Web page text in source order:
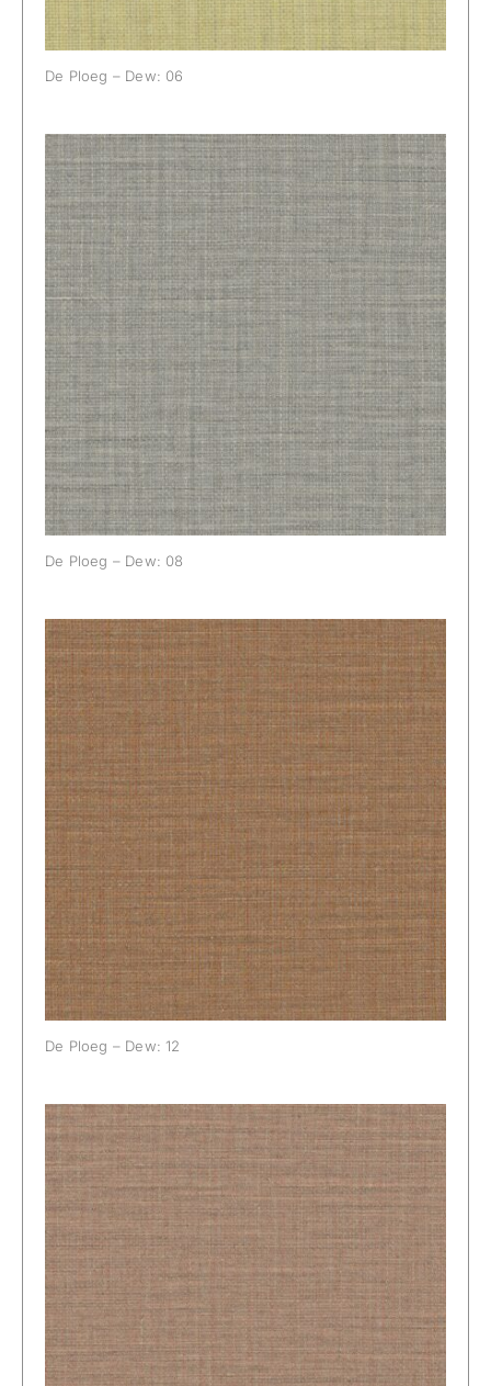
De Ploeg – Dew: 06
De Ploeg – Dew: 08
De Ploeg – Dew: 08
De Ploeg – Dew: 12
De Ploeg – Dew: 12
De Ploeg – Dew: 18